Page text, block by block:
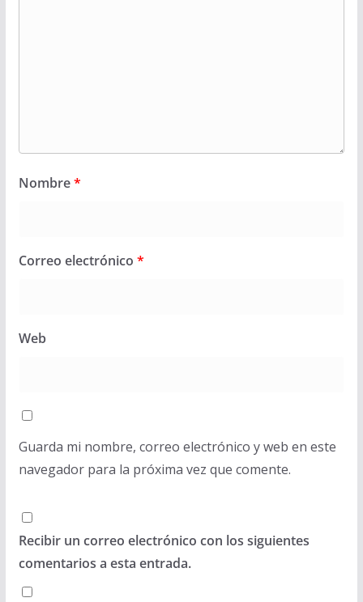
Nombre*
Correo electrónico *
Web
Guarda mi nombre, correo electrónico y web en este
navegador para la próxima vez que comente.
Recibir un correo electrónico con los siguientes
comentarios a esta entrada.